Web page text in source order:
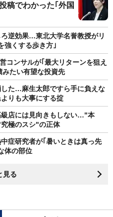
稿でわかった｢外国
逆効果…東北大学名誉教授がリ
強くする歩き方｣
コンサルが｢最大リターンを狙え
みたい有望な投資先
た…麻生太郎ですら手に負えな
りも大事にする掟
級店には見向きもしない…"本
極のスシ"の正体
症研究者が｢暑いときは真っ先
体の部位
見る